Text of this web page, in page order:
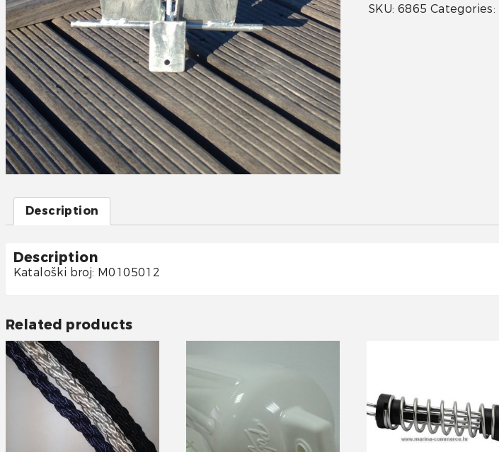
SKU: 6865 Categories:
Description
Description
Kataloški broj: M0105012
Related products